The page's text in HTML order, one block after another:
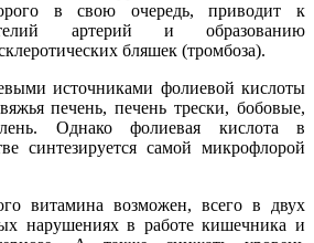
в свою очередь, приводит к
артерий и образованию
бляшек (тромбоза).
источниками фолиевой кислоты
печень, печень трески, бобовые,
Однако фолиевая кислота в
синтезируется самой микрофлорой
витамина возможен, всего в двух
нарушениях в работе кишечника и